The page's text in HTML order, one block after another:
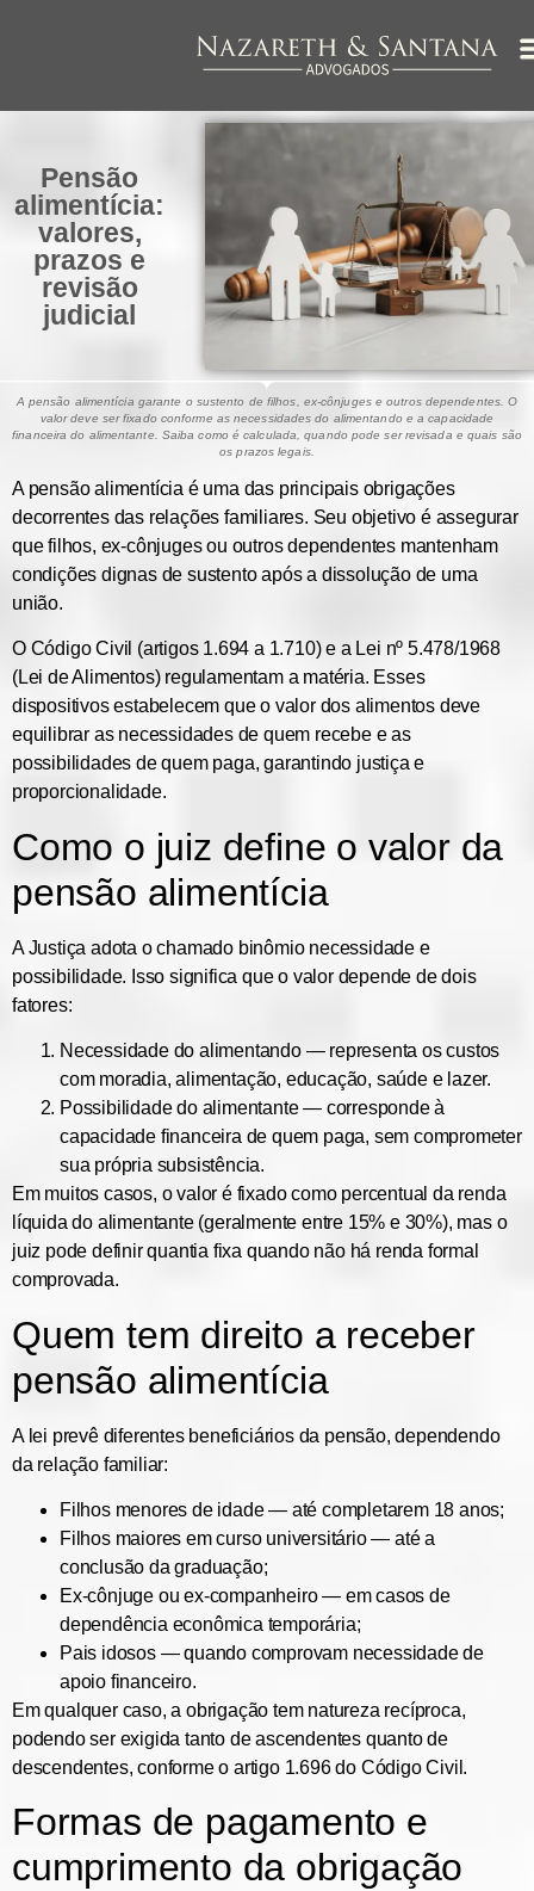
Pensão
alimentícia:
valores,
prazos e
revisão
judicial
A pensão alimentícia garante o sustento de filhos, ex-cônjuges e outros dependentes. O
valor deve ser fixado conforme as necessidades do alimentando e a capacidade
financeira do alimentante. Saiba como é calculada, quando pode ser revisada e quais são
os prazos legais.
A pensão alimentícia é uma das principais obrigações
decorrentes das relações familiares. Seu objetivo é assegurar
que filhos, ex-cônjuges ou outros dependentes mantenham
condições dignas de sustento após a dissolução de uma
união.
O Código Civil (artigos 1.694 a 1.710)e a Lei nº 5.478/1968
(Lei de Alimentos) regulamentam a matéria. Esses
dispositivos estabelecem que o valor dos alimentos deve
equilibrar as necessidades de quem recebeeas
possibilidades de quem paga, garantindo justiça e
proporcionalidade.
Como o juiz define o valor da
pensão alimentícia
A Justiça adota o chamado binômio necessidade e
possibilidade. Isso significa que o valor depende de dois
fatores:
Necessidade do alimentando— representa os custos
com moradia, alimentação, educação, saúde e lazer.
Possibilidade do alimentante— corresponde à
capacidade financeira de quem paga, sem comprometer
sua própria subsistência.
Em muitos casos, o valor é fixado como percentual da renda
líquida do alimentante (geralmente entre 15% e 30%), mas o
juiz pode definir quantia fixa quando não há renda formal
comprovada.
Quem tem direito a receber
pensão alimentícia
A lei prevê diferentes beneficiários da pensão, dependendo
da relação familiar:
Filhos menores de idade— até completarem 18 anos;
Filhos maiores em curso universitário— até a
conclusão da graduação;
Ex-cônjuge ou ex-companheiro— em casos de
dependência econômica temporária;
Pais idosos— quando comprovam necessidade de
apoio financeiro.
Em qualquer caso, a obrigação tem natureza recíproca,
podendo ser exigida tanto de ascendentes quanto de
descendentes, conforme oartigo 1.696 do Código Civil .
Formas de pagamento e
cumprimento da obrigação